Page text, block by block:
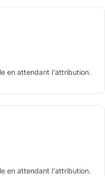
en attendant l'attribution.
en attendant l'attribution.